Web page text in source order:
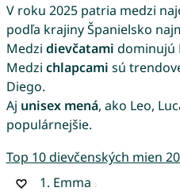
V roku 2025 patria medzi
podľa krajiny Španielsko
Medzi dievčatami dominujú
Medzi chlapcami sú
Diego.
Aj unisex mená, ako Leo,
populárnejšie.
Top 10 dievčenských mien
1. Emma